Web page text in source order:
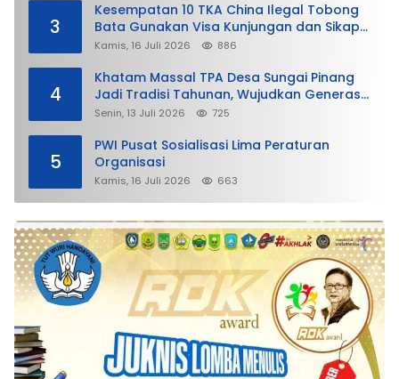
3
Kesempatan 10 TKA China Ilegal Tobong
Bata Gunakan Visa Kunjungan dan Sikap
Lunak Ditjen Imigrasi Kepri?
Kamis, 16 Juli 2026 886
4
Khatam Massal TPA Desa Sungai Pinang
Jadi Tradisi Tahunan, Wujudkan Generasi
Qurani
Senin, 13 Juli 2026 725
5
PWI Pusat Sosialisasi Lima Peraturan
Organisasi
Kamis, 16 Juli 2026 663